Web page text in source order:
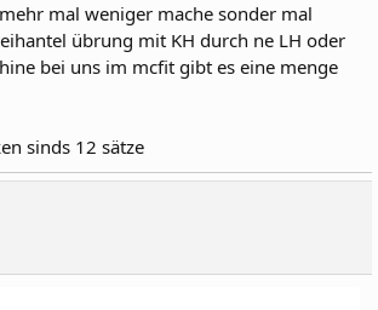
mal weniger mache sonder mal
übrung mit KH durch ne LH oder
bei uns im mcfit gibt es eine menge
sinds 12 sätze